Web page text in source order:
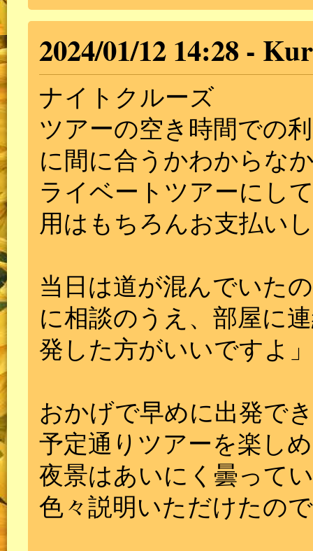
2024/01/12 14:28
ナイトクルーズ
ツアーの空き時間での
に間に合うかわからな
ライベートツアーにし
用はもちろんお支払い
当日は道が混んでいた
に相談のうえ、部屋に
発した方がいいですよ
おかげで早めに出発で
予定通りツアーを楽し
夜景はあいにく曇って
色々説明いただけたの